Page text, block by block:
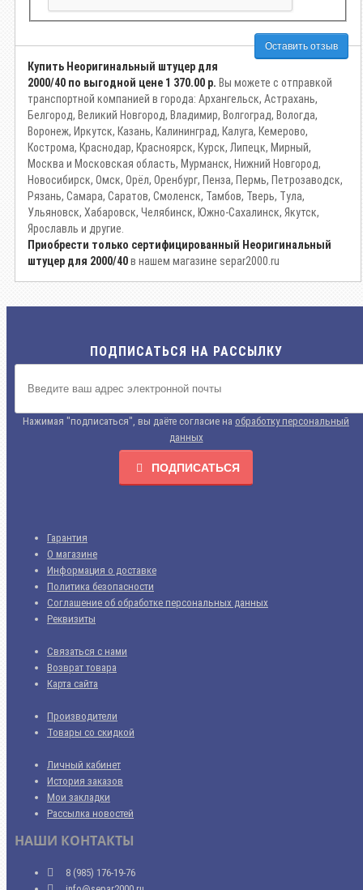
Оставить отзыв
Купить Неоригинальный штуцер для
2000/40 по выгодной цене 1 370.00 р. Вы можете с отправкой
транспортной компанией в города: Архангельск, Астрахань,
Белгород, Великий Новгород, Владимир, Волгоград, Вологда,
Воронеж, Иркутск, Казань, Калининград, Калуга, Кемерово,
Кострома, Краснодар, Красноярск, Курск, Липецк, Мирный,
Москва и Московская область, Мурманск, Нижний Новгород,
Новосибирск, Омск, Орёл, Оренбург, Пенза, Пермь, Петрозаводск,
Рязань, Самара, Саратов, Смоленск, Тамбов, Тверь, Тула,
Ульяновск, Хабаровск, Челябинск, Южно-Сахалинск, Якутск,
Ярославль и другие.
Приобрести только сертифицированный Неоригинальный
штуцер для 2000/40в нашем магазине separ2000.ru
ПОДПИСАТЬСЯ НА РАССЫЛКУ
Нажимая "подписаться", вы даёте согласие на обработку персональный
данных
ПОДПИСАТЬСЯ
Гарантия
О магазине
Информация о доставке
Политика безопасности
Соглашение об обработке персональных данных
Реквизиты
Связаться с нами
Возврат товара
Карта сайта
Производители
Товары со скидкой
Личный кабинет
История заказов
Мои закладки
Рассылка новостей
НАШИ КОНТАКТЫ
8 (985) 176-19-76